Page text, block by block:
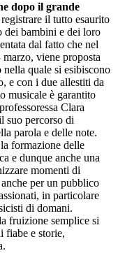
dopo il grande
il tutto esaurito
dei bambini e dei loro
dal fatto che nel
viene proposta
quale si esibiscono
e con i due allestiti da
musicale è garantito
Clara
suo percorso di
parola e delle note.
formazione delle
e dunque anche una
momenti di
per un pubblico
in particolare
di domani.
fruizione semplice si
fiabe e storie,